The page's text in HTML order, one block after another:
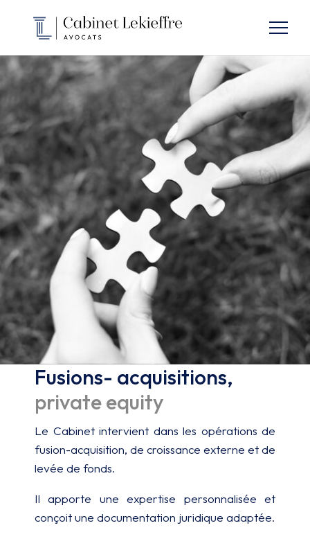
Fusions- acquisitions,
private equity
Le Cabinet intervient dans les opérations de
fusion-acquisition, de croissance externe et de
levée de fonds.
Il apporte une expertise personnalisée et
conçoit une documentation juridique adaptée.